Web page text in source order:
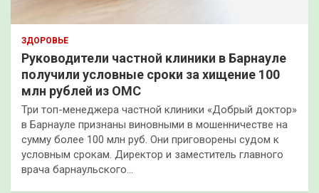
ЗДОРОВЬЕ
Руководители частной клиники в Барнауле
получили условные сроки за хищение 100
млн рублей из ОМС
Три топ-менеджера частной клиники «Добрый доктор»
в Барнауле признаны виновными в мошенничестве на
сумму более 100 млн руб. Они приговорены судом к
условным срокам. Директор и заместитель главного
врача барнаульского…